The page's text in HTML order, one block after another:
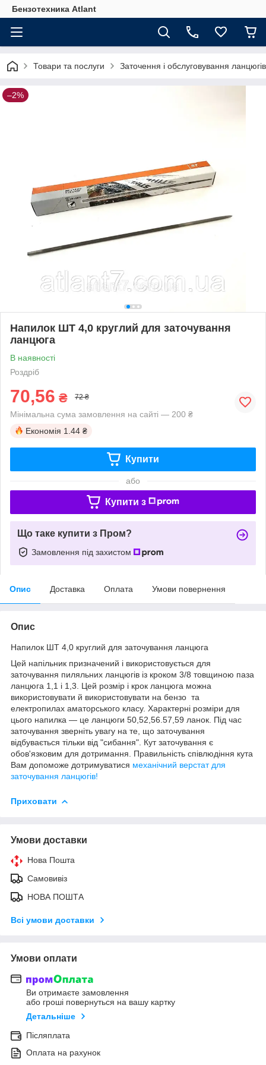
Бензотехника Atlant
Товари та послуги Заточення і обслуговування
–2%
Напилок ШТ 4,0 круглий для заточування
ланцюга
В наявності
Роздріб
70,56 ₴ 72 ₴
Мінімальна сума замовлення на сайті — 200 ₴
Економія 1.44 ₴
Купити
або
Купити з
Що таке купити з Пром?
Замовлення під захистом
Опис Доставка Оплата Умови повернення
Опис
Напилок ШТ 4,0 круглий для заточування ланцюга
Цей напільник призначений і використовується для
заточування пиляльних ланцюгів із кроком 3/8 товщиною паза
ланцюга 1,1 і 1,3. Цей розмір і крок ланцюга можна
використовувати й використовувати на бензо та
електропилах аматорського класу. Характерні розміри для
цього напилка — це ланцюги 50,52,56.57,59 ланок. Під час
заточування зверніть увагу на те, що заточування
відбувається тільки від "сибання". Кут заточування є
обов'язковим для дотримання. Правильність співлюдіння кута
Вам допоможе дотримуватися механічний верстат для
заточування ланцюгів!
Приховати
Умови доставки
Нова Пошта
Самовивіз
НОВА ПОШТА
Всі умови доставки
Умови оплати
Ви отримаєте замовлення
або гроші повернуться на вашу картку
Детальніше
Післяплата
Оплата на рахунок